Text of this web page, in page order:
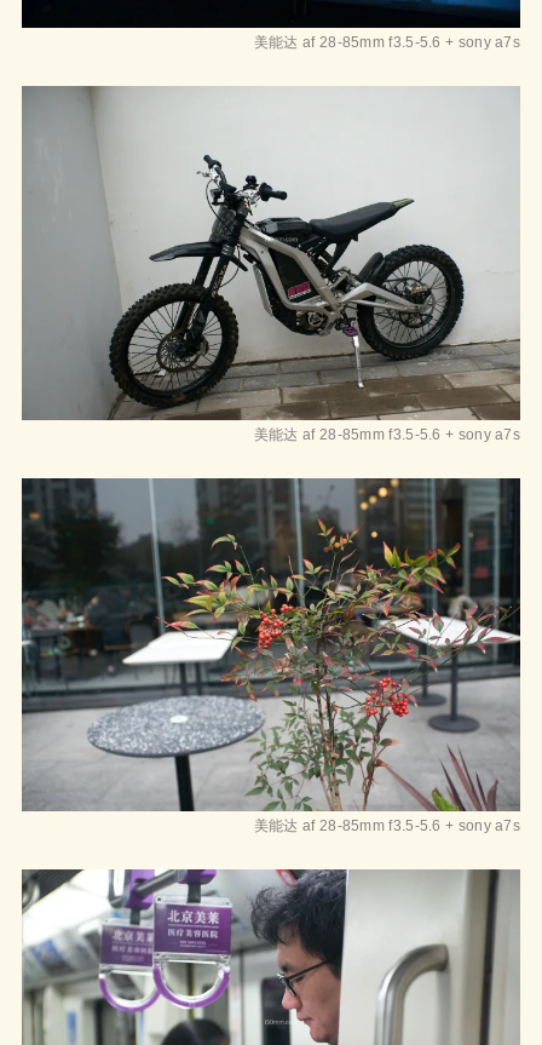
美能达 af 28-85mm f3.5-5.6 + sony a7s
美能达 af 28-85mm f3.5-5.6 + sony a7s
美能达 af 28-85mm f3.5-5.6 + sony a7s